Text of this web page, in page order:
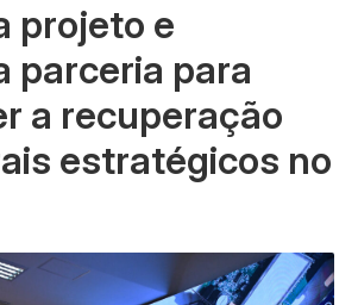
projeto e
parceria para
a recuperação
estratégicos no